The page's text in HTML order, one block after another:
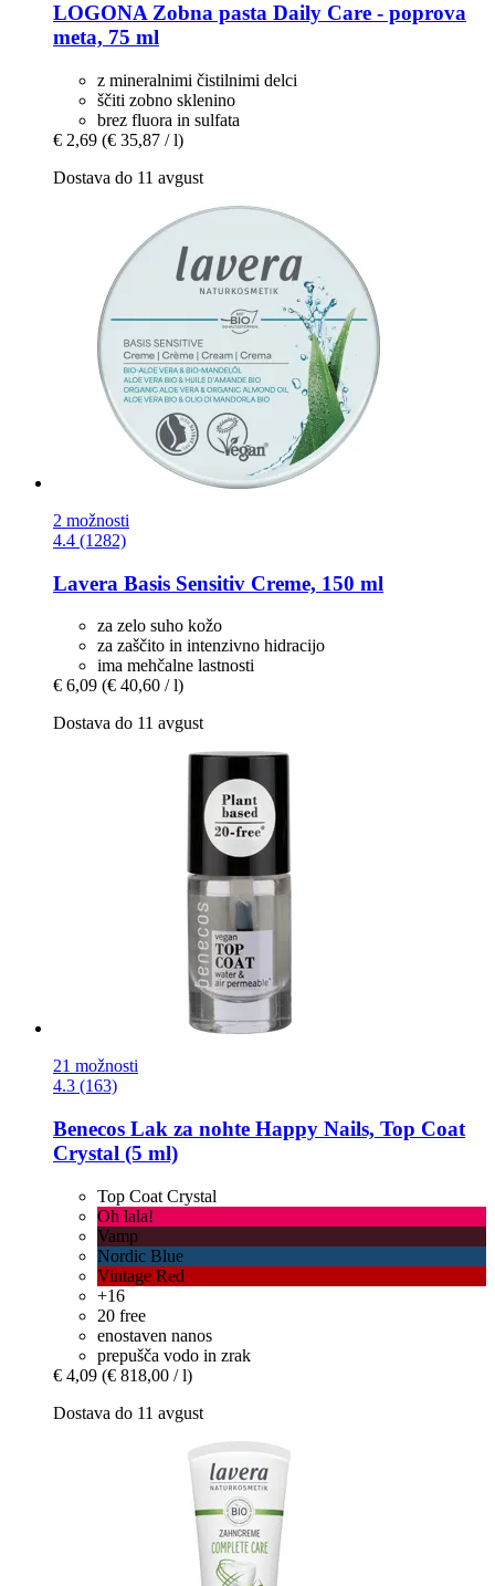
LOGONA Zobna pasta Daily Care -​ poprova
meta, 75 ml
z mineralnimi čistilnimi delci
ščiti zobno sklenino
brez fluora in sulfata
€ 2,69 (€ 35,87 / l)
Dostava do 11 avgust
2 možnosti
4.4 (1282)
Lavera Basis Sensitiv Creme, 150 ml
za zelo suho kožo
za zaščito in intenzivno hidracijo
ima mehčalne lastnosti
€ 6,09 (€ 40,60 / l)
Dostava do 11 avgust
21 možnosti
4.3 (163)
Benecos Lak za nohte Happy Nails, Top Coat
Crystal (5 ml)
Top Coat Crystal
Oh lala!
Vamp
Nordic Blue
Vintage Red
+16
20 free
enostaven nanos
prepušča vodo in zrak
€ 4,09 (€ 818,00 / l)
Dostava do 11 avgust